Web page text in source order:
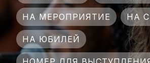
НА МЕРОПРИЯТИЕ НА
НА ЮБИЛЕЙ